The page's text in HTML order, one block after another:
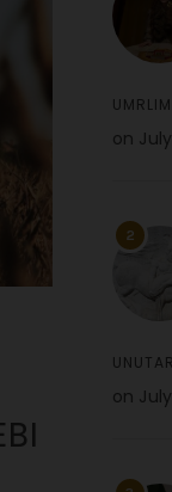
on
2
on